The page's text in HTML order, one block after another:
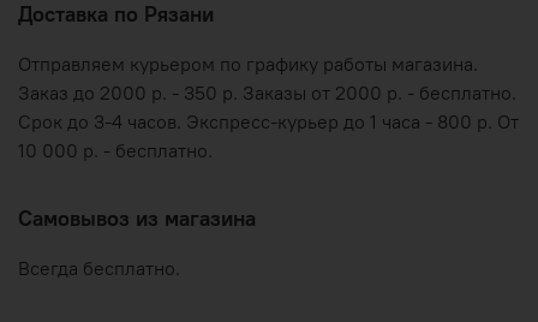
Доставка по Рязани
Отправляем курьером по графику работы магазина.
Заказ до 2000 р. - 350 р. Заказы от 2000 р. - бесплатно.
Срок до 3-4 часов. Экспресс-курьер до 1 часа - 800 р. От
10 000 р. - бесплатно.
Самовывоз из магазина
Всегда бесплатно.